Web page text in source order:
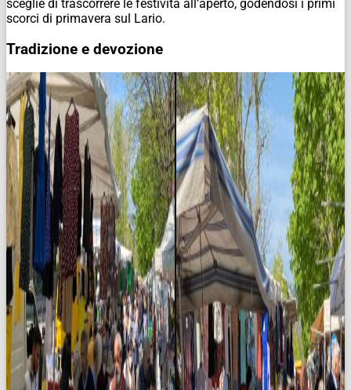
sceglie di trascorrere le festività all’aperto, godendosi i primi
scorci di primavera sul Lario.
Tradizione e devozione